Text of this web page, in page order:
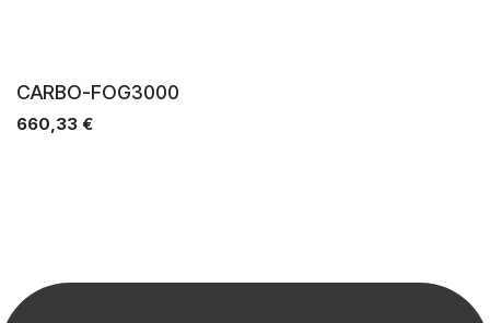
Ventes
CARBO-FOG3000
660,33 €